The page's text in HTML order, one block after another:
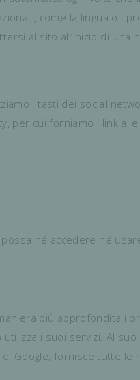
come la lingua o i
al sito all’inizio di una
i tasti dei social
per cui forniamo i link
né accedere né
più approfondita i
i suoi servizi. Al
Google, fornisce tutte le